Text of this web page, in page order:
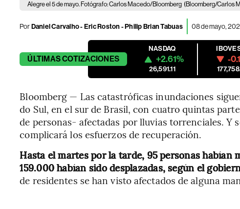
Alegre el 5 de mayo. Fotógrafo: Carlos Macedo/Bloomberg (Bloomberg/Carlos
PorDaniel Carvalho - Eric Roston - Philip Brian Tabuas 08 de mayo,
ÚLTIMASCOTIZACIONES
NASDAQ
+2.61%
26,591.11
-
Bloomberg — Las catastróficas inundaciones
do Sul, en el sur de Brasil, con cuatro quintas
de personas- afectadas por lluvias torrenciales. Y
complicará los esfuerzos de recuperación.
Hasta el martes por la tarde, 95 personas habían
159.000 habían sido desplazadas, según el
de residentes se han visto afectados de alguna